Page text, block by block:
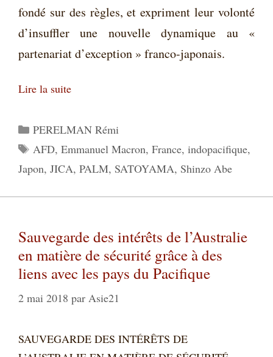
fondé sur des règles, et expriment leur volonté
d’insuffler une nouvelle dynamique au «
partenariat d’exception » franco-japonais.
Lire la suite
Catégories
PERELMAN Rémi
Étiquettes
AFD, Emmanuel Macron, France, indopacifique,
Japon, JICA, PALM, SATOYAMA, Shinzo Abe
Sauvegarde des intérêts de l’Australie
en matière de sécurité grâce à des
liens avec les pays du Pacifique
2 mai 2018 par Asie21
SAUVEGARDE DES INTÉRÊTS DE